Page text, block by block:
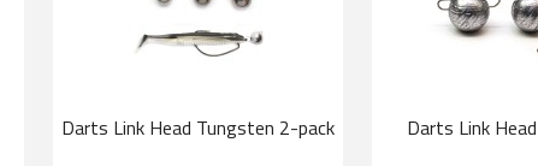
Darts Link Head Tungsten 2-pack Darts Link